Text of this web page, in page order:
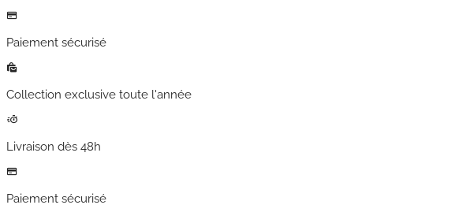
Paiement sécurisé
Collection exclusive toute l'année
Livraison dès 48h
Paiement sécurisé